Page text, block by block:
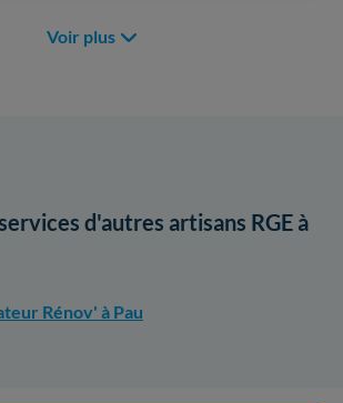
Voir plus
d'autres artisans RGE à
Rénov' à Pau